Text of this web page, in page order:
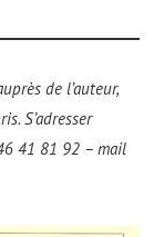
de l’auteur,
S’adresser
41 81 92 – mail